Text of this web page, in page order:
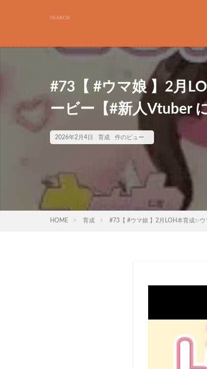
#73【 #ウマ娘 】2月
ービー【#新人Vtuber
2026年2月4日 育成 件のビュー
HOME 育成 #73【 #ウマ娘 】2月LOH本育成✨